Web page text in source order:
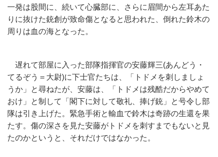
一発は股間に、続いて心臓部に、さらに眉間から左耳あた
りに抜けた銃創が致命傷となると思われた、倒れた鈴木の
周りは血の海となった。
遅れて部屋に入った部隊指揮官の安藤輝三(あんどう・
てるぞう＝大尉)に下士官たちは、「トドメを刺しましょ
うか」と尋ねたが、安藤は、「トドメは残酷だからやめて
おけ」と制して「閣下に対して敬礼、捧げ銃」と号令し部
隊は引き上げた。緊急手術と輸血で鈴木は奇跡の生還を果
たす。傷の深さを見た安藤がトドメを刺すまでもないと見
たのかというと、それだけではなかった。